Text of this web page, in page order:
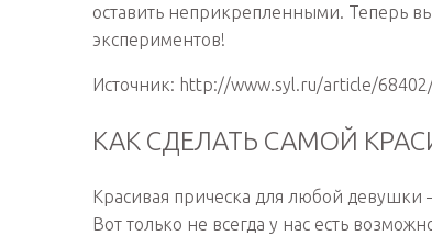
оставить неприкрепленными. Теперь
экспериментов!
Источник: http://www.syl.ru/article/
КАК СДЕЛАТЬ САМОЙ
Красивая прическа для любой девушки
Вот только не всегда у нас есть